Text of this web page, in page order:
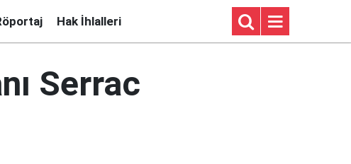
Hak İhlalleri
Serrac